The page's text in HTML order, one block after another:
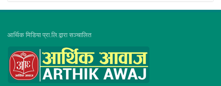
आर्थिक मिडिया प्रा.लि.द्वारा सञ्चालित